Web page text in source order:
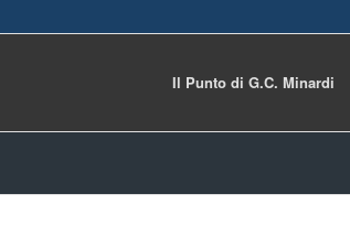
Il Punto di G.C. Minardi